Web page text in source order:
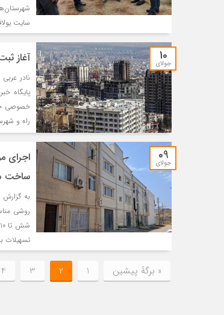
سایت
10
جولای آغاز
نادر
پایگاه
خصوصی
راه و
09
جولای
ساخت
به
روشی
تسهیلات
« برگه‌ٔ پیشین 1
2
3
4